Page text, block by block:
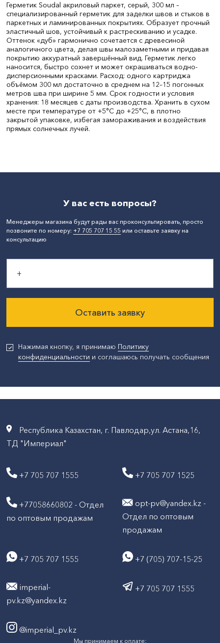
Герметик Soudal акриловый паркет, серый, 300 мл –
специализированный герметик для заделки швов и стыков в
паркетных и ламинированных покрытиях. Образует прочный
эластичный шов, устойчивый к растрескиванию и усадке.
Оттенок «дуб» гармонично сочетается с древесиной
аналогичного цвета, делая швы малозаметными и придавая
покрытию аккуратный завершённый вид. Герметик легко
наносится, быстро сохнет и может окрашиваться водно-
дисперсионными красками. Расход: одного картриджа
объёмом 300 мл достаточно в среднем на 12–15 погонных
метров шва при ширине 5 мм. Срок годности и условия
хранения: 18 месяцев с даты производства. Хранить в сухом
месте при температуре от +5°C до +25°C, в плотно
закрытой упаковке, избегая замораживания и воздействия
прямых солнечных лучей.
У вас есть вопросы?
Менеджеры магазина будут рады вас проконсультировать, просто
позвоните по номеру: +7 705 707 15 55 или оставьте заявку на
консультацию
Оставить заявку
Нажимая кнопку, я принимаю Политику
конфиденциальности и соглашаюсь получать сообщения
Республика Казахстан, г. Павлодар,ул. Астана,16,
ТД "Империал"
+7 705 707 1555 +7 705 707 1525
+77058660802 - Отдел
по оптовым продажам
opt-pv@yandex.kz -
Отдел по оптовым
продажам
+7 705 707 1555 +7 (705) 707-15-25
imperial-
pv.kz@yandex.kz
+7 705 707 1555
@imperial_pv.kz
Мы принимаем к оплате: